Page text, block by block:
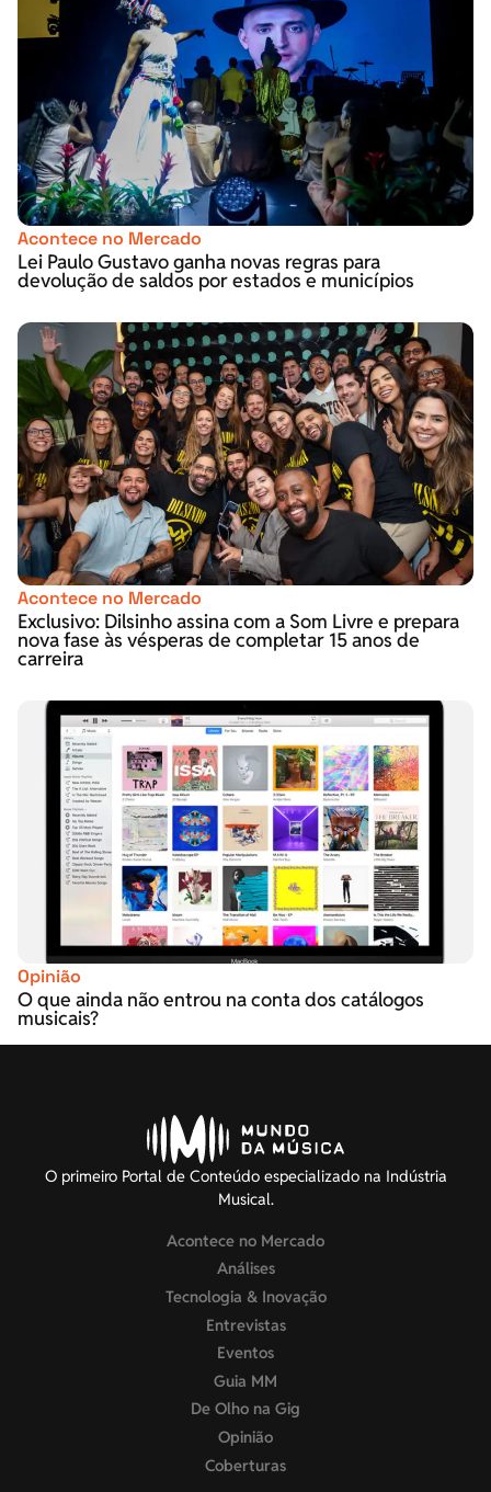
Acontece no Mercado
Lei Paulo Gustavo ganha novas regras para
devolução de saldos por estados e municípios
Acontece no Mercado
Exclusivo: Dilsinho assina com a Som Livre e prepara
nova fase às vésperas de completar 15 anos de
carreira
Opinião
O que ainda não entrou na conta dos catálogos
musicais?
O primeiro Portal de Conteúdo especializado na Indústria
Musical.
Acontece no Mercado
Análises
Tecnologia & Inovação
Entrevistas
Eventos
Guia MM
De Olho na Gig
Opinião
Coberturas